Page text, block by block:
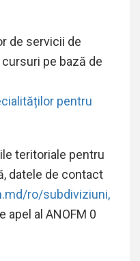
de servicii de
pe bază de
pentru
teritoriale pentru
datele de contact
ro/subdiviziuni,
apel al ANOFM 0